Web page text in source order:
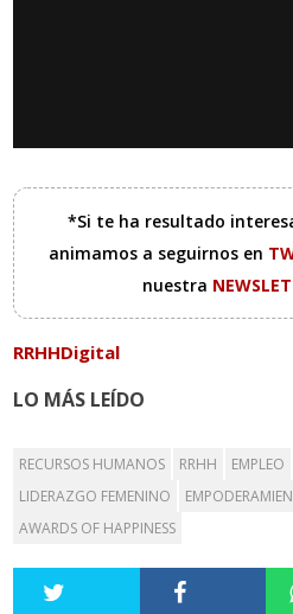
*Si te ha resultado
animamos a seguirnos en
nuestra
RRHHDigital
LO MÁS LEÍDO
RECURSOS HUMANOS RRHH EMPLEO
LIDERAZGO FEMENINO
AWARDS OF HAPPINESS